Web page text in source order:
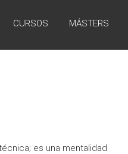
CURSOS MÁSTERS
es una mentalidad